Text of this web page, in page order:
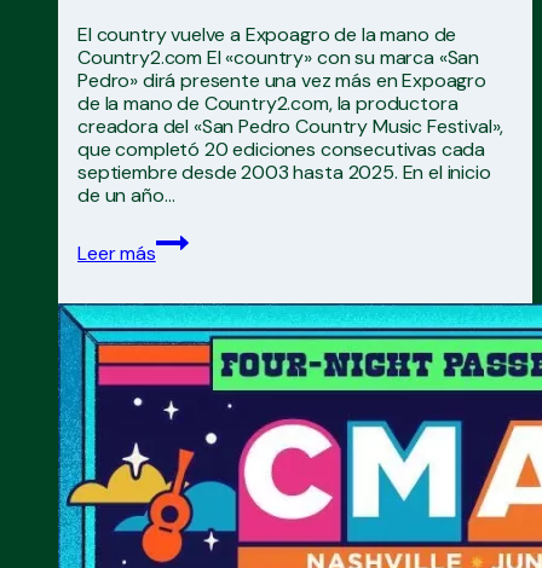
El country vuelve a Expoagro de la mano de
Country2.com El «country» con su marca «San
Pedro» dirá presente una vez más en Expoagro
de la mano de Country2.com, la productora
creadora del «San Pedro Country Music Festival»,
que completó 20 ediciones consecutivas cada
septiembre desde 2003 hasta 2025. En el inicio
de un año…
Leer más
El
country
a
Expoagro
de
la
mano
de
Country2.com